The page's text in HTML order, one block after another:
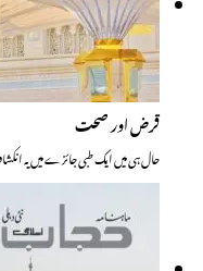
قرض اور صحت
حال ہی میں ایک طبی جائزے میں یہ